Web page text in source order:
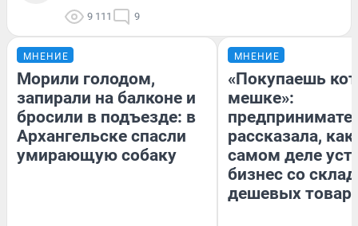
9 111 9
МНЕНИЕ
Морили голодом,
запирали на балконе и
бросили в подъезде: в
Архангельске спасли
умирающую собаку
МНЕНИЕ
«Покупаешь
мешке»:
рассказала, как
самом деле
бизнес со
дешевых